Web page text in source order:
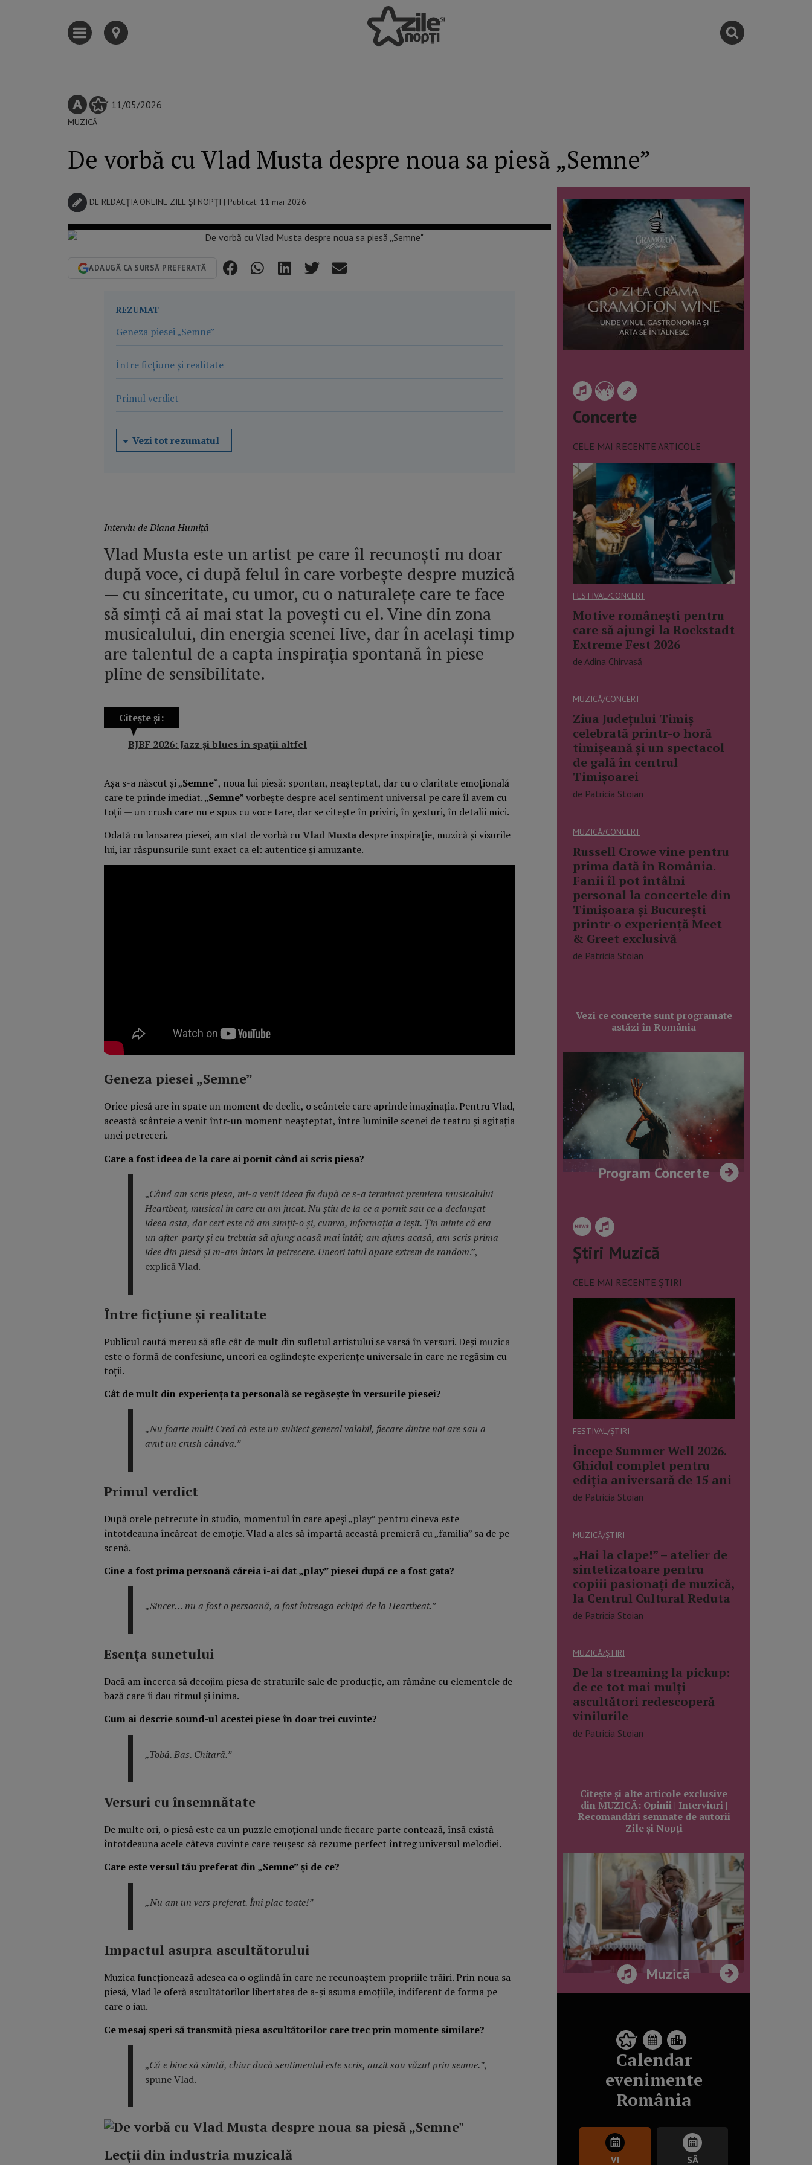
11/05/2026
MUZICĂ
De vorbă cu Vlad Musta despre noua sa piesă „Semne”
DE REDACȚIA ONLINE ZILE ȘI NOPȚI | Publicat: 11 mai 2026
ADAUGĂ CA SURSĂ PREFERATĂ
REZUMAT
Geneza piesei „Semne”
Între ficțiune și realitate
Primul verdict
Vezi tot rezumatul
Interviu de Diana Humiță
Vlad Musta este un artist pe care îl recunoști nu doar
după voce, ci după felul în care vorbește despre muzică
— cu sinceritate, cu umor, cu o naturalețe care te face
să simți că ai mai stat la povești cu el. Vine din zona
musicalului, din energia scenei live, dar în același timp
are talentul de a capta inspirația spontană în piese
pline de sensibilitate.
Citește și:
BJBF 2026: Jazz și blues în spații altfel
Așa s-a născut și „Semne“, noua lui piesă: spontan, neașteptat, dar cu o claritate emoțională
care te prinde imediat. „Semne” vorbește despre acel sentiment universal pe care îl avem cu
toții — un crush care nu e spus cu voce tare, dar se citește în priviri, în gesturi, în detalii mici.
Odată cu lansarea piesei, am stat de vorbă cuVlad Musta despre inspirație, muzică și visurile
lui, iar răspunsurile sunt exact ca el: autentice și amuzante.
Geneza piesei „Semne”
Orice piesă are în spate un moment de declic, o scânteie care aprinde imaginația. Pentru Vlad,
această scânteie a venit într-un moment neașteptat, între luminile scenei de teatru și agitația
unei petreceri.
Care a fost ideea de la care ai pornit când ai scris piesa?
„Când am scris piesa, mi-a venit ideea fix după ce s-a terminat premiera musicalului
Heartbeat, musical în care eu am jucat. Nu știu de la ce a pornit sau ce a declanșat
ideea asta, dar cert este că am simțit-o și, cumva, informația a ieșit. Țin minte că era
un after-party și eu trebuia să ajung acasă mai întâi; am ajuns acasă, am scris prima
idee din piesă și m-am întors la petrecere. Uneori totul apare extrem de random.”,
explică Vlad.
Între ficțiune și realitate
Publicul caută mereu să afle cât de mult din sufletul artistului se varsă în versuri. Deși muzica
este o formă de confesiune, uneori ea oglindește experiențe universale în care ne regăsim cu
toții.
Cât de mult din experiența ta personală se regăsește în versurile piesei?
„Nu foarte mult! Cred că este un subiect general valabil, fiecare dintre noi are sau a
avut un crush cândva.”
Primul verdict
După orele petrecute în studio, momentul în care apeși „play” pentru cineva este
întotdeauna încărcat de emoție. Vlad a ales să împartă această premieră cu „familia” sa de pe
scenă.
Cine a fost prima persoană căreia i-ai dat „play” piesei după ce a fost gata?
„Sincer… nu a fost o persoană, a fost întreaga echipă de la Heartbeat.”
Esența sunetului
Dacă am încerca să decojim piesa de straturile sale de producție, am rămâne cu elementele de
bază care îi dau ritmul și inima.
Cum ai descrie sound-ul acestei piese în doar trei cuvinte?
„Tobă. Bas. Chitară.”
Versuri cu însemnătate
De multe ori, o piesă este ca un puzzle emoțional unde fiecare parte contează, însă există
întotdeauna acele câteva cuvinte care reușesc să rezume perfect întreg universul melodiei.
Care este versul tău preferat din „Semne” și de ce?
„Nu am un vers preferat. Îmi plac toate!”
Impactul asupra ascultătorului
Muzica funcționează adesea ca o oglindă în care ne recunoaștem propriile trăiri. Prin noua sa
piesă, Vlad le oferă ascultătorilor libertatea de a-și asuma emoțiile, indiferent de forma pe
care o iau.
Ce mesaj speri să transmită piesa ascultătorilor care trec prin momente similare?
„Că e bine să simtă, chiar dacă sentimentul este scris, auzit sau văzut prin semne.”,
spune Vlad.
Lecții din industria muzicală
Concerte
CELE MAI RECENTE ARTICOLE
FESTIVAL/CONCERT
Motive românești pentru
care să ajungi la Rockstadt
Extreme Fest 2026
de Adina Chirvasă
MUZICĂ/CONCERT
Ziua Județului Timiș
celebrată printr-o horă
timișeană și un spectacol
de gală în centrul
Timișoarei
de Patricia Stoian
MUZICĂ/CONCERT
Russell Crowe vine pentru
prima dată în România.
Fanii îl pot întâlni
personal la concertele din
Timișoara și București
printr-o experiență Meet
& Greet exclusivă
de Patricia Stoian
Vezi ce concerte sunt programate
astăzi în România
Program Concerte
Știri Muzică
CELE MAI RECENTE ȘTIRI
FESTIVAL/ȘTIRI
Începe Summer Well 2026.
Ghidul complet pentru
ediția aniversară de 15 ani
de Patricia Stoian
MUZICĂ/ȘTIRI
„Hai la clape!” – atelier de
sintetizatoare pentru
copiii pasionați de muzică,
la Centrul Cultural Reduta
de Patricia Stoian
MUZICĂ/ȘTIRI
De la streaming la pickup:
de ce tot mai mulți
ascultători redescoperă
vinilurile
de Patricia Stoian
Citește și alte articole exclusive
din MUZICĂ: Opinii | Interviuri |
Recomandări semnate de autorii
Zile și Nopți
Muzică
Calendar
evenimente
România
VI SÂ